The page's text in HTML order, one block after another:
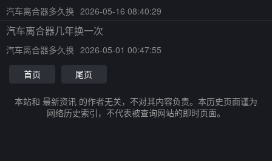
汽车离合器多久换 2026-05-16 08:40:29
汽车离合器几年换一次
汽车离合器多久换 2026-05-01 00:47:55
首页
尾页
本站和 最新资讯 的作者无关，不对其内容负责。本历史页面谨为
网络历史索引，不代表被查询网站的即时页面。